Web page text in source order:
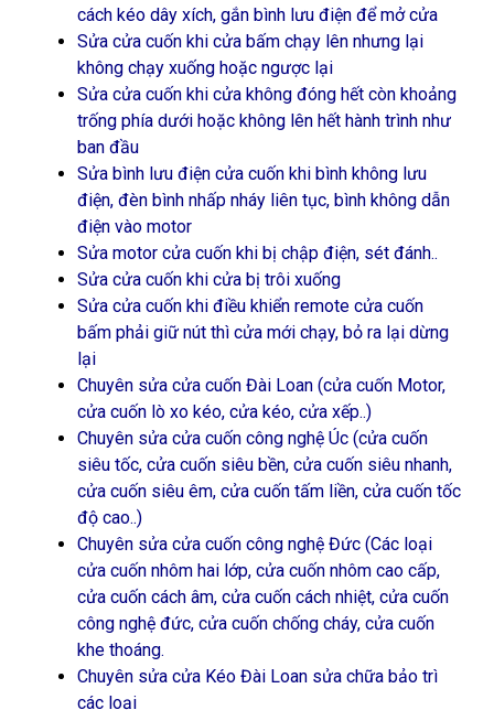
cách kéo dây xích, gắn bình lưu điện để mở cửa
Sửa cửa cuốn khi cửa bấm chạy lên nhưng lại
không chạy xuống hoặc ngược lại
Sửa cửa cuốn khi cửa không đóng hết còn khoảng
trống phía dưới hoặc không lên hết hành trình như
ban đầu
Sửa bình lưu điện cửa cuốn khi bình không lưu
điện, đèn bình nhấp nháy liên tục, bình không dẫn
điện vào motor
Sửa motor cửa cuốn khi bị chập điện, sét đánh..
Sửa cửa cuốn khi cửa bị trôi xuống
Sửa cửa cuốn khi điều khiển remote cửa cuốn
bấm phải giữ nút thì cửa mới chạy, bỏ ra lại dừng
lại
Chuyên sửa cửa cuốn Đài Loan (cửa cuốn Motor,
cửa cuốn lò xo kéo, cửa kéo, cửa xếp..)
Chuyên sửa cửa cuốn công nghệ Úc (cửa cuốn
siêu tốc, cửa cuốn siêu bền, cửa cuốn siêu nhanh,
cửa cuốn siêu êm, cửa cuốn tấm liền, cửa cuốn tốc
độ cao..)
Chuyên sửa cửa cuốn công nghệ Đức (Các loại
cửa cuốn nhôm hai lớp, cửa cuốn nhôm cao cấp,
cửa cuốn cách âm, cửa cuốn cách nhiệt, cửa cuốn
công nghệ đức, cửa cuốn chống cháy, cửa cuốn
khe thoáng.
Chuyên sửa cửa Kéo Đài Loan sửa chữa bảo trì
các loại